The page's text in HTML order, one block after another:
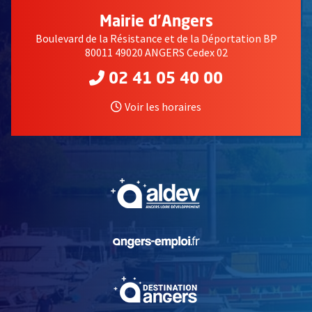
Mairie d'Angers
Boulevard de la Résistance et de la Déportation BP
80011 49020 ANGERS Cedex 02
02 41 05 40 00
Voir les horaires
, Ouvre une nouvelle